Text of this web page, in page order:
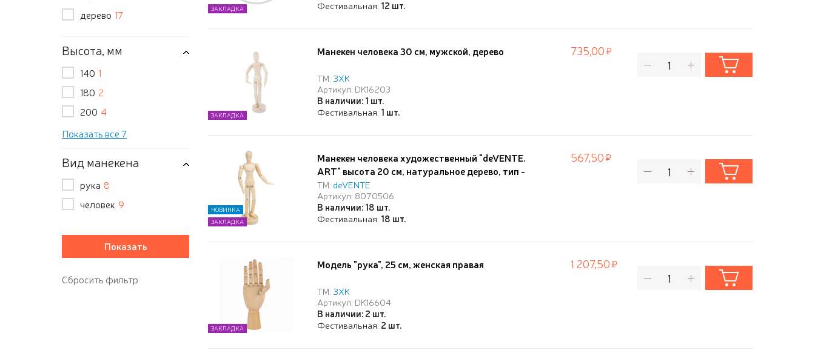
дерево 17
Высота, мм
140 1
180 2
200 4
Показать все 7
Вид манекена
рука 8
человек 9
Фестивальная: 12 шт.
ЗАКЛАДКА
Манекен человека 30 см, мужской, дерево
ТМ: ЗХК
Артикул: DK16203
В наличии: 1 шт.
Фестивальная: 1 шт.
ЗАКЛАДКА
735,00
Манекен человека художественный "deVENTE.
ART" высота 20 см, натуральное дерево, тип -
универсальный, на подставке с металлической
опорой, в картонной коробке
ТМ: deVENTE
Артикул: 8070506
В наличии: 18 шт.
Фестивальная: 18 шт.
НОВИНКА
ЗАКЛАДКА
567,50
Модель "рука", 25 см, женская правая
ТМ: ЗХК
Артикул: DK16604
В наличии: 2 шт.
Фестивальная: 2 шт.
ЗАКЛАДКА
1 207,50